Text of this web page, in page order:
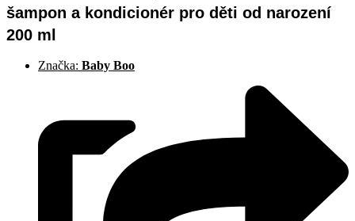
šampon a kondicionér pro děti od narození
200 ml
Značka: Baby Boo